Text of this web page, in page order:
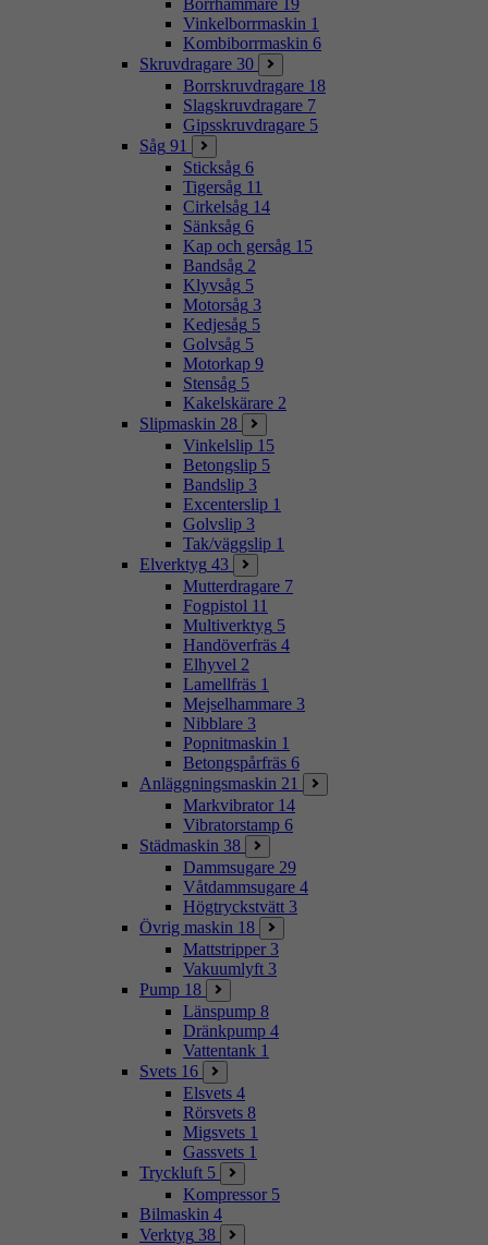
Vinkelborrmaskin 1
Kombiborrmaskin 6
Skruvdragare 30
Borrskruvdragare 18
Slagskruvdragare 7
Gipsskruvdragare 5
Såg 91
Sticksåg 6
Tigersåg 11
Cirkelsåg 14
Sänksåg 6
Kap och gersåg 15
Bandsåg 2
Klyvsåg 5
Motorsåg 3
Kedjesåg 5
Golvsåg 5
Motorkap 9
Stensåg 5
Kakelskärare 2
Slipmaskin 28
Vinkelslip 15
Betongslip 5
Bandslip 3
Excenterslip 1
Golvslip 3
Tak/väggslip 1
Elverktyg 43
Mutterdragare 7
Fogpistol 11
Multiverktyg 5
Handöverfräs 4
Elhyvel 2
Lamellfräs 1
Mejselhammare 3
Nibblare 3
Popnitmaskin 1
Betongspårfräs 6
Anläggningsmaskin 21
Markvibrator 14
Vibratorstamp 6
Städmaskin 38
Dammsugare 29
Våtdammsugare 4
Högtryckstvätt 3
Övrig maskin 18
Mattstripper 3
Vakuumlyft 3
Pump 18
Länspump 8
Dränkpump 4
Vattentank 1
Svets 16
Elsvets 4
Rörsvets 8
Migsvets 1
Gassvets 1
Tryckluft 5
Kompressor 5
Bilmaskin 4
Verktyg 38